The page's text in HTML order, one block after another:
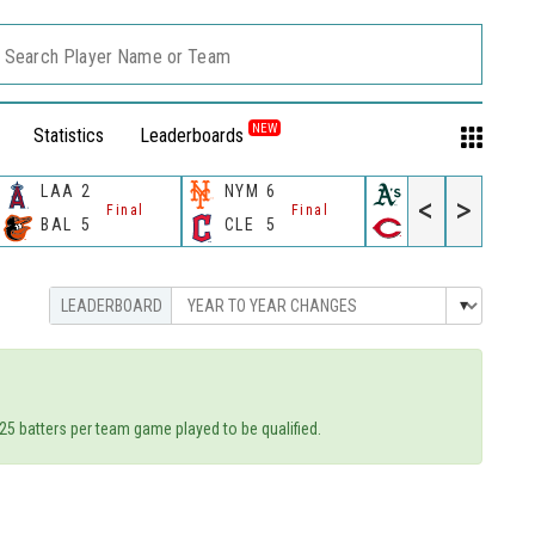
Statistics Leaderboards NEW
Search Player Name or Team
LAA 2
Final
BAL 5
NYM 6
Final
CLE 5 CIN 3
< >
batters per team game played to be qualified.